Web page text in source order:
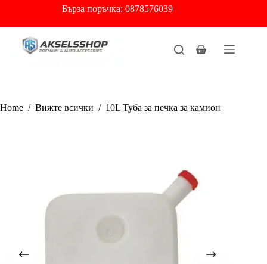
content
Бърза поръчка: 0878576039
Shopping
Home / Вижте всички / 10L Туба за печка за камион